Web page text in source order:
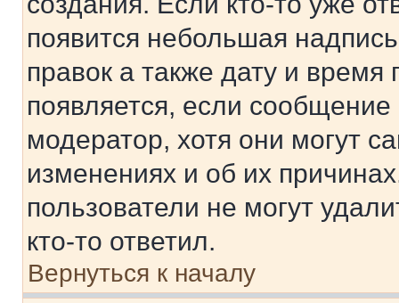
появится небольшая
правок а также дату и
появляется, если
модератор, хотя они могут
изменениях и об их
пользователи не могут
кто-то ответил.
Вернуться к началу